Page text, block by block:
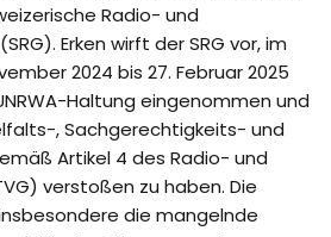
Radio- und
Erken wirft der SRG vor, im
2024 bis 27. Februar 2025
Haltung eingenommen und
, Sachgerechtigkeits- und
Artikel 4 des Radio- und
verstoßen zu haben. Die
die mangelnde